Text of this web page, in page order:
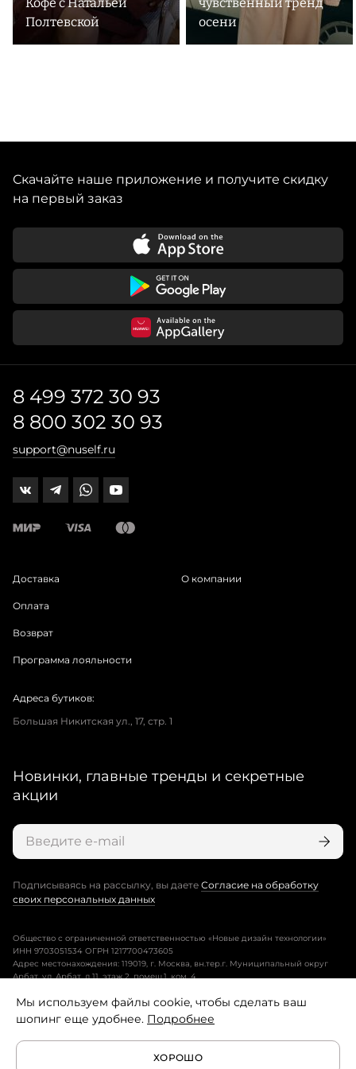
Кофе с Натальей
Полтевской
чувственный тренд
осени
Скачайте наше приложение и получите скидку
на первый заказ
8 499 372 30 93
8 800 302 30 93
support@nuself.ru
Доставка
Оплата
Возврат
Программа лояльности
О компании
Адреса бутиков:
Большая Никитская ул., 17, стр. 1
Новинки, главные тренды и секретные
акции
Подписываясь на рассылку, вы даете Согласие на обработку
своих персональных данных
Общество с ограниченной ответственностью «Новые дизайн технологии»
ИНН 9703051534 ОГРН 1217700473605
Адрес местонахождения: 119019, г. Москва, вн.тер.г. Муниципальный округ
Арбат, ул. Арбат, д.11, этаж 2, помещ.1, ком. 4.
Пользовательское соглашение
Политика конфиденциальности
Мы используем файлы cookie, чтобы сделать ваш
шопинг еще удобнее. Подробнее
ХОРОШО